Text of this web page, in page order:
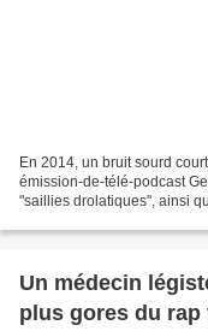
En 2014, un bruit sourd
émission-de-télé-podcast
"saillies drolatiques", ainsi
Un médecin
plus gores du rap